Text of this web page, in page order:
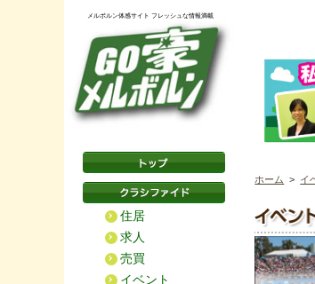
メルボルン体感サイト フレッシュな情報満載
住居
求人
売買
イベント
ホーム > イ